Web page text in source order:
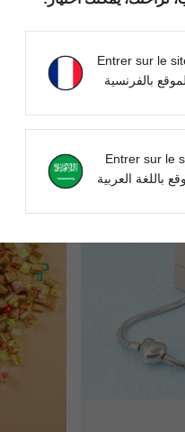
1 pièce Pendentif Charm Série Océan, Coquillage Bleu, Étoile de Mer, Pendentif Perle Tortue, Crabe, Queue de Poisson, Pendentif Coquillage, Convient pour Bracelets DIY, Colliers, Fabrication de Bijoux, Amulettes, Artisanat, Boucles d'Oreilles, Porte-Clés, Bracelets de Cheville, Breloques de Collier, Breloques de Sac Dernières 8 heures 5 pièces/10 pièces Pendentif
DH78.75
Entrer sur le
بالفرنسية
Entrer sur le
باللغة العربية